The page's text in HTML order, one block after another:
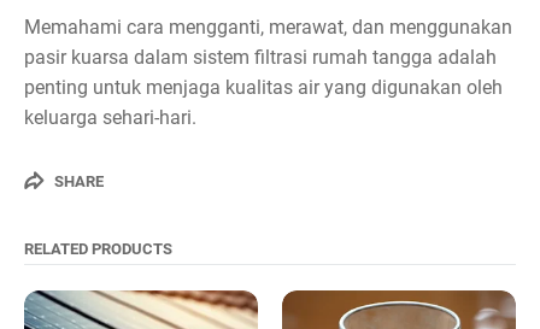
Memahami cara mengganti, merawat, dan menggunakan
pasir kuarsa dalam sistem filtrasi rumah tangga adalah
penting untuk menjaga kualitas air yang digunakan oleh
keluarga sehari-hari.
SHARE
RELATED PRODUCTS